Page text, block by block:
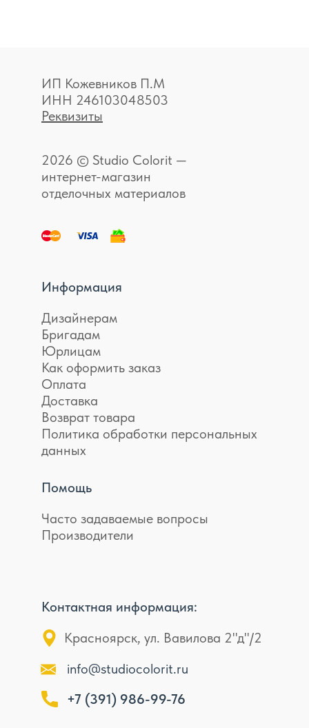
ИП Кожевников П.М
ИНН 246103048503
Реквизиты
2026 © Studio Colorit —
интернет-магазин
отделочных материалов
Информация
Дизайнерам
Бригадам
Юрлицам
Как оформить заказ
Оплата
Доставка
Возврат товара
Политика обработки персональных
данных
Помощь
Часто задаваемые вопросы
Производители
Контактная информация:
Красноярск, ул. Вавилова 2"д"/2
info@studiocolorit.ru
+7 (391) 986-99-76